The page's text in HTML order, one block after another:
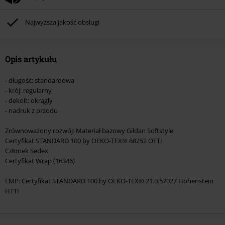
Rammstein, (Till) Lindemann, Böhse Onkelz, Broilers, Die Ärzte, Die Toten
Hosen, Metality oraz artykułów z donacją w cenie.
Najwyższa jakość obsługi
Opis artykułu
- długość: standardowa
- krój: regularny
- dekolt: okrągły
- nadruk z przodu
Zrównoważony rozwój: Materiał bazowy Gildan Softstyle
Certyfikat STANDARD 100 by OEKO-TEX® 68252 OETI
Członek Sedex
Certyfikat Wrap (16346)
EMP: Certyfikat STANDARD 100 by OEKO-TEX® 21.0.57027 Hohenstein
HTTI